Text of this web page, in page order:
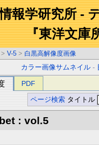
報学研究所 -
『東洋文庫
> V-5 > 白黒高解像度画像
カラー画像サムネイル -
PDF
ページ検索 タイトル
: vol.5